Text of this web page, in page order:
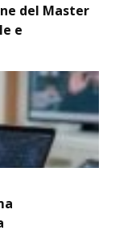
del Master
e